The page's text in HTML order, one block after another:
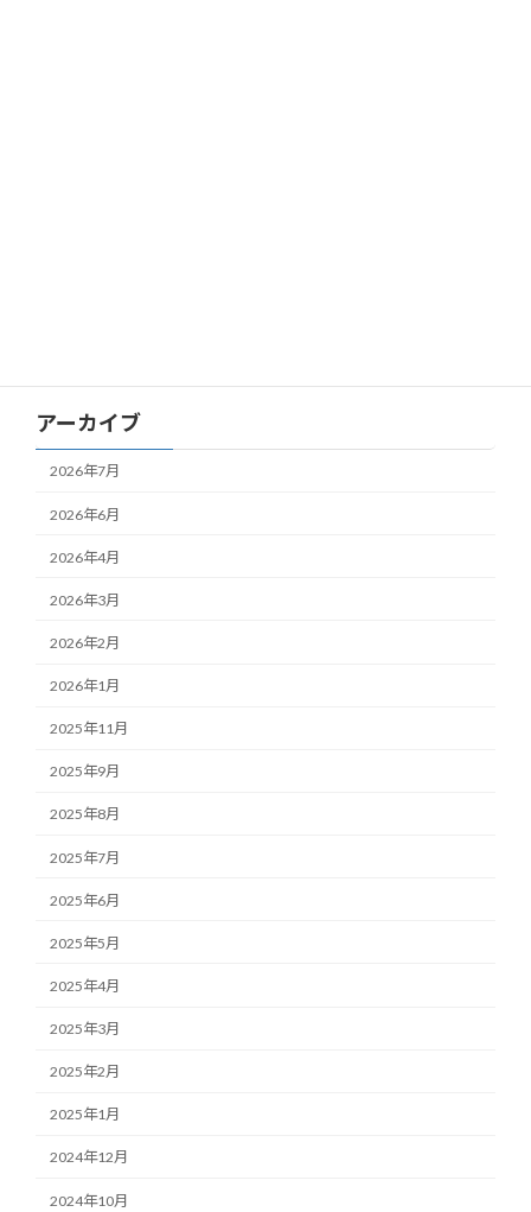
アーカイブ
2026年7月
2026年6月
2026年4月
2026年3月
2026年2月
2026年1月
2025年11月
2025年9月
2025年8月
2025年7月
2025年6月
2025年5月
2025年4月
2025年3月
2025年2月
2025年1月
2024年12月
2024年10月